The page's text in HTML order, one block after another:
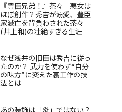
『豊臣兄弟！』茶々＝悪女は
ほぼ創作？秀吉が溺愛、豊臣
家滅亡を背負わされた茶々
(井上和)の壮絶すぎる生涯
なぜ浅井の旧臣は秀吉に従っ
たのか？ 武力を使わず“自分
の味方”に変えた裏工作の技
法とは
あの装飾は「炎」ではない？